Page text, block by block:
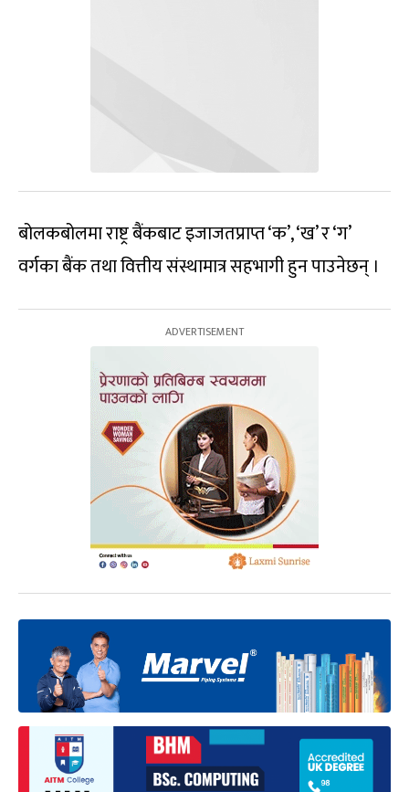
बोलकबोलमा राष्ट्र बैंकबाट इजाजतप्राप्त ‘क’, ‘ख’ र ‘ग’
वर्गका बैंक तथा वित्तीय संस्थामात्र सहभागी हुन पाउनेछन् ।